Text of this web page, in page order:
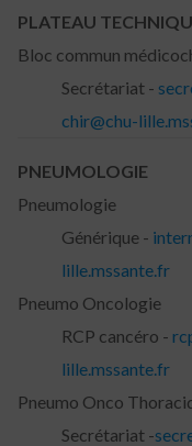
PLATEAU
Bloc commun
Secrétariat -
chir@chu-
PNEUMOLOGIE
Pneumologie
Générique -
lille.mssante.fr
Pneumo Oncologie
RCP cancéro -
lille.mssante.fr
Pneumo Onco
Secrétariat -